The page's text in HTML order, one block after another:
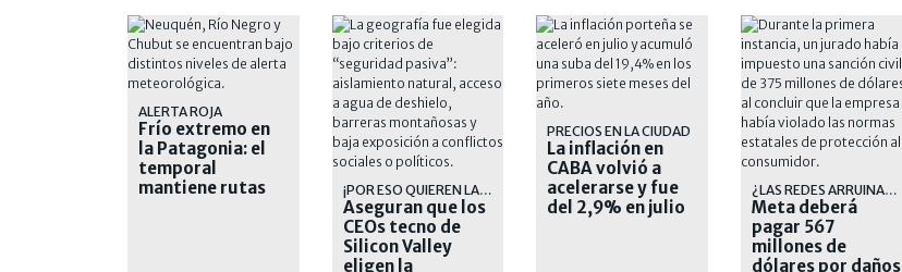
ALERTA ROJA
Frío extremo en
la Patagonia: el
temporal
mantiene rutas
¡POR ESO QUIEREN LAS TIERRAS!
Aseguran que los
CEOs tecno de
Silicon Valley
eligen la
PRECIOS EN LA CIUDAD
La inflación en
CABA volvió a
acelerarse y fue
del 2,9% en julio
¿LAS REDES ARRUINAN EL MUNDO?
Meta deberá
pagar 567
millones de
dólares por daños